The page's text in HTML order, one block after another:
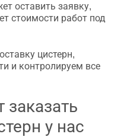
оставить заявку,
стоимости работ под
цистерн,
и контролируем все
заказать
у нас